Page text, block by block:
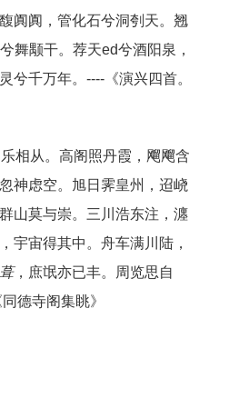
阗阗，管化石兮洞刳天。翘
舞颙干。荐天ed兮酒阳泉，
兮千万年。----《演兴四首。
相从。高阁照丹霞，飗飗含
神虑空。旭日霁皇州，迢峣
山莫与崇。三川浩东注，瀍
宇宙得其中。舟车满川陆，
葺，庶氓亦已丰。周览思自
德寺阁集眺》